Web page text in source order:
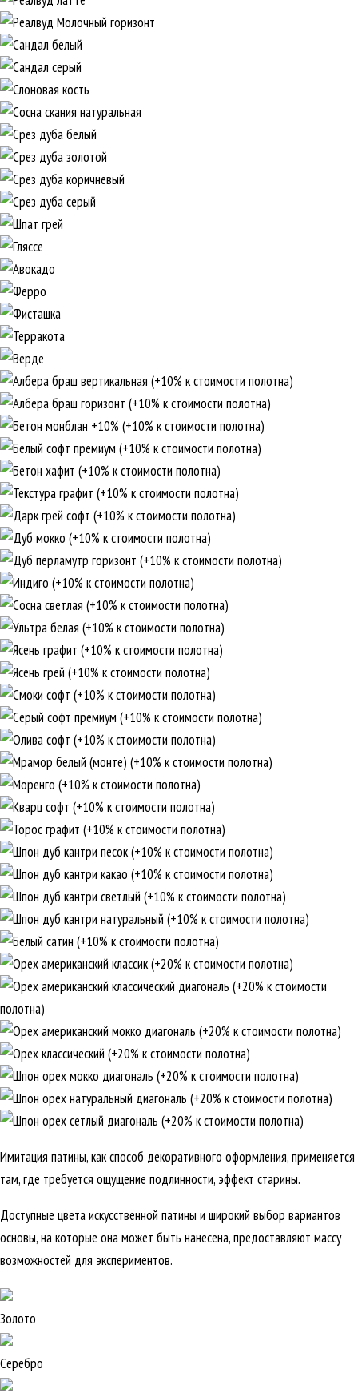
Имитация патины, как способ декоративного оформления, применяется
там, где требуется ощущение подлинности, эффект старины.
Доступные цвета искусственной патины и широкий выбор вариантов
основы, на которые она может быть нанесена, предоставляют массу
возможностей для экспериментов.
Золото
Серебро